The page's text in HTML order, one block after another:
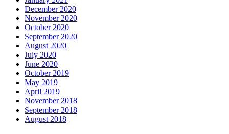
December 2020
November 2020
October 2020
September 2020
August 2020
July 2020
June 2020
October 2019
May 2019
April 2019
November 2018
September 2018
August 2018